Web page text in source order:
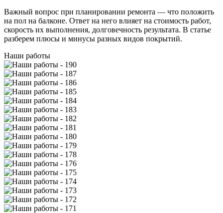
Важный вопрос при планировании ремонта — что положить
на пол на балконе. Ответ на него влияет на стоимость работ,
скорость их выполнения, долговечность результата. В статье
разберем плюсы и минусы разных видов покрытий.
Наши работы